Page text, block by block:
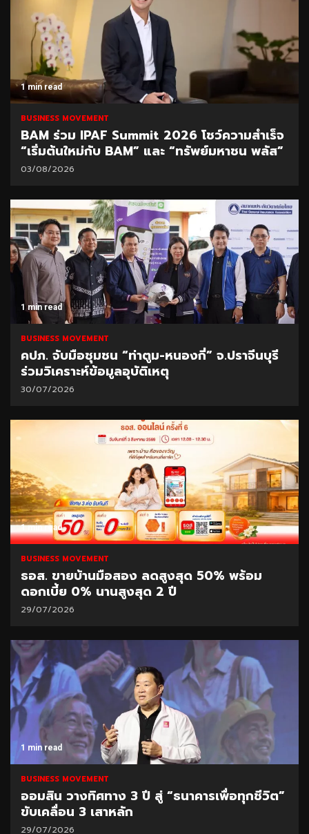
1 min read
BUSINESS MOVEMENT
BAM ร่วม IPAF Summit 2026 โชว์ความสำเร็จ
“เริ่มต้นใหม่กับ BAM” และ “ทรัพย์มหาชน พลัส”
03/08/2026
1 min read
BUSINESS MOVEMENT
คปภ. จับมือชุมชน “ท่าตูม-หนองกี่” จ.ปราจีนบุรี
ร่วมวิเคราะห์ข้อมูลอุบัติเหตุ
30/07/2026
1 min read
BUSINESS MOVEMENT
ธอส. ขายบ้านมือสอง ลดสูงสุด 50% พร้อม
ดอกเบี้ย 0% นานสูงสุด 2 ปี
29/07/2026
1 min read
BUSINESS MOVEMENT
ออมสิน วางทิศทาง 3 ปี สู่ “ธนาคารเพื่อทุกชีวิต”
ขับเคลื่อน 3 เสาหลัก
29/07/2026